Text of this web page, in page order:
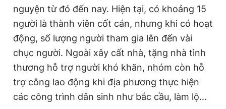
nguyện từ đó đến nay. Hiện tại, có khoảng 15
người là thành viên cốt cán, nhưng khi có hoạt
động, số lượng người tham gia lên đến vài
chục người. Ngoài xây cất nhà, tặng nhà tình
thương hỗ trợ người khó khăn, nhóm còn hỗ
trợ công lao động khi địa phương thực hiện
các công trình dân sinh như bắc cầu, làm lộ…